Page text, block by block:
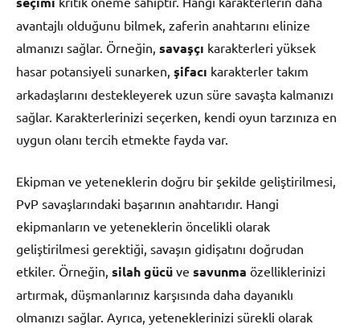
avantajlı olduğunu bilmek, zaferin anahtarını elinize
almanızı sağlar. Örneğin, savaşçı karakterleri yüksek
hasar potansiyeli sunarken, şifacı karakterler takım
arkadaşlarını destekleyerek uzun süre savaşta kalmanızı
sağlar. Karakterlerinizi seçerken, kendi oyun tarzınıza en
uygun olanı tercih etmekte fayda var.
Ekipman ve yeteneklerin doğru bir şekilde geliştirilmesi,
PvP savaşlarındaki başarının anahtarıdır. Hangi
ekipmanların ve yeteneklerin öncelikli olarak
geliştirilmesi gerektiği, savaşın gidişatını doğrudan
etkiler. Örneğin, silah gücü ve savunma özelliklerinizi
artırmak, düşmanlarınız karşısında daha dayanıklı
olmanızı sağlar. Ayrıca, yeteneklerinizi sürekli olarak